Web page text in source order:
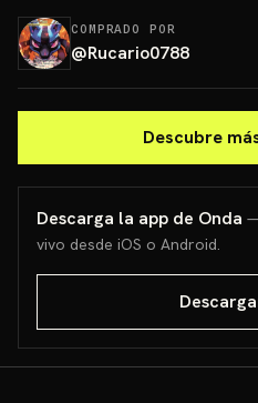
COMPRADO POR
@Rucario0788
Descubre
Descarga la app de Onda
vivo desde iOS o Android.